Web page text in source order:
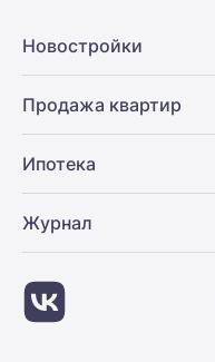
Новостройки
Продажа квартир
Ипотека
Журнал